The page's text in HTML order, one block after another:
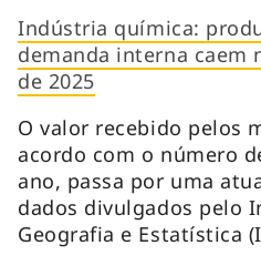
Indústria química:
demanda interna
de 2025
O valor recebido pelos
acordo com o número
ano, passa por uma
dados divulgados pelo
Geografia e Estatística